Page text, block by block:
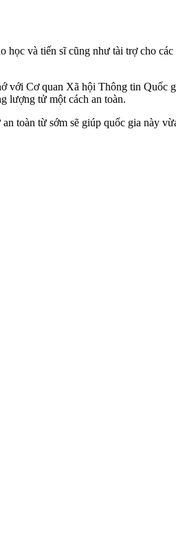
và tiến sĩ cũng như tài trợ cho
Cơ quan Xã hội Thông tin Quốc
lượng tử một cách an toàn.
toàn từ sớm sẽ giúp quốc gia này